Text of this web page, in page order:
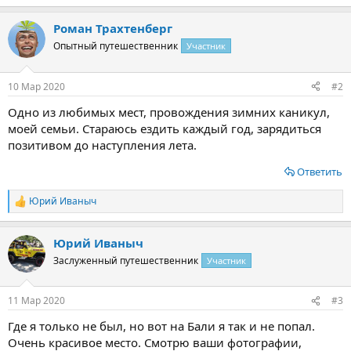
Роман Трахтенберг
Опытный путешественник Участник
10 Мар 2020 #2
Одно из любимых мест, провождения зимних каникул,
моей семьи. Стараюсь ездить каждый год, зарядиться
позитивом до наступления лета.
Ответить
Р
е
к
ц
и
Юрий Иваныч
Юрий Иваныч
Заслуженный путешественник Участник
11 Мар 2020 #3
Где я только не был, но вот на Бали я так и не попал.
Очень красивое место. Смотрю ваши фотографии,